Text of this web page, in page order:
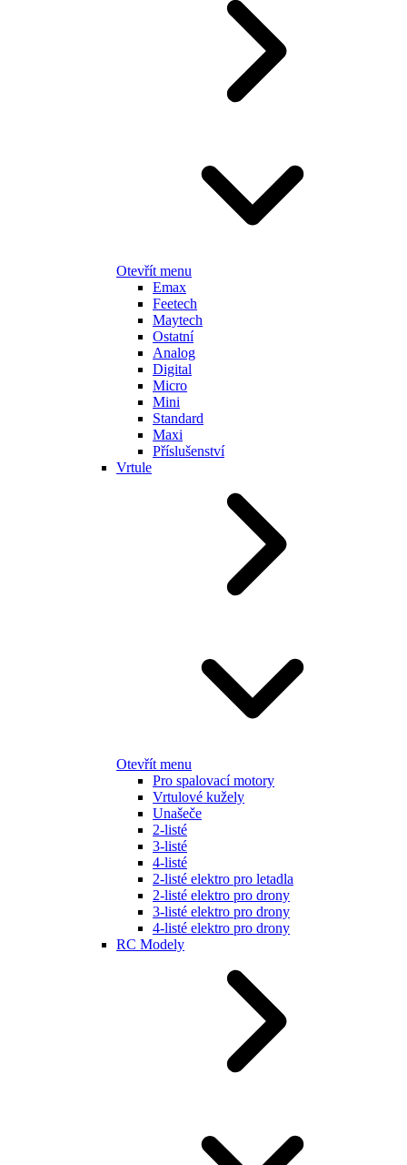
Otevřít menu
Emax
Feetech
Maytech
Ostatní
Analog
Digital
Micro
Mini
Standard
Maxi
Příslušenství
Vrtule
Otevřít menu
Pro spalovací motory
Vrtulové kužely
Unašeče
2-listé
3-listé
4-listé
2-listé elektro pro letadla
2-listé elektro pro drony
3-listé elektro pro drony
4-listé elektro pro drony
RC Modely